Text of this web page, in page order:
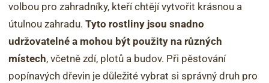
volbou pro zahradníky, kteří chtějí vytvořit krásnou a
útulnou zahradu. Tyto rostliny jsou snadno
udržovatelné a mohou být použity na různých
místech, včetně zdí, plotů a budov. Při pěstování
popínavých dřevin je důležité vybrat si správný druh pro